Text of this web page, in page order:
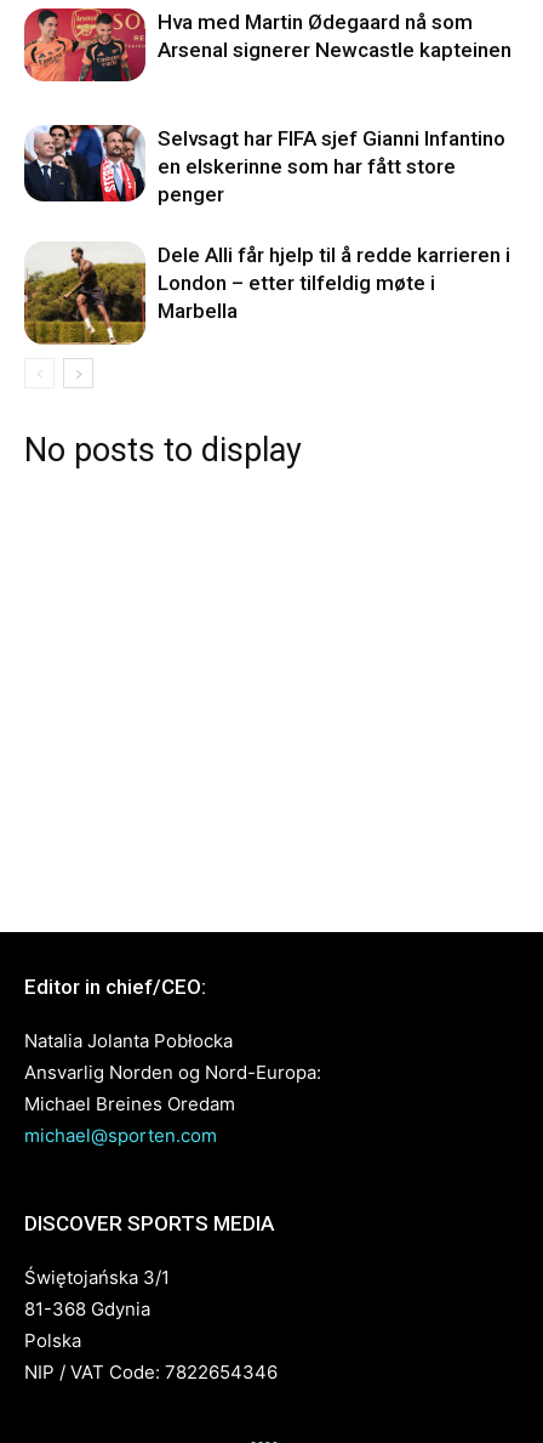
Hva med Martin Ødegaard nå som
Arsenal signerer Newcastle kapteinen
Selvsagt har FIFA sjef Gianni Infantino
en elskerinne som har fått store
penger
Dele Alli får hjelp til å redde karrieren i
London – etter tilfeldig møte i
Marbella
No posts to display
Editor in chief/CEO:
Natalia Jolanta Pobłocka
Ansvarlig Norden og Nord-Europa:
Michael Breines Oredam
michael@sporten.com
DISCOVER SPORTS MEDIA
Świętojańska 3/1
81-368 Gdynia
Polska
NIP / VAT Code: 7822654346